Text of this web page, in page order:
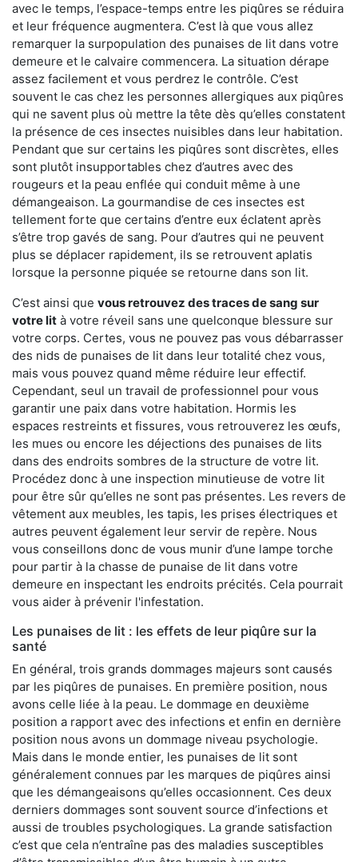
avec le temps, l’espace-temps entre les piqûres se réduira
et leur fréquence augmentera. C’est là que vous allez
remarquer la surpopulation des punaises de lit dans votre
demeure et le calvaire commencera. La situation dérape
assez facilement et vous perdrez le contrôle. C’est
souvent le cas chez les personnes allergiques aux piqûres
qui ne savent plus où mettre la tête dès qu’elles constatent
la présence de ces insectes nuisibles dans leur habitation.
Pendant que sur certains les piqûres sont discrètes, elles
sont plutôt insupportables chez d’autres avec des
rougeurs et la peau enflée qui conduit même à une
démangeaison. La gourmandise de ces insectes est
tellement forte que certains d’entre eux éclatent après
s’être trop gavés de sang. Pour d’autres qui ne peuvent
plus se déplacer rapidement, ils se retrouvent aplatis
lorsque la personne piquée se retourne dans son lit.
C’est ainsi que vous retrouvez des traces de sang sur
votre lit à votre réveil sans une quelconque blessure sur
votre corps. Certes, vous ne pouvez pas vous débarrasser
des nids de punaises de lit dans leur totalité chez vous,
mais vous pouvez quand même réduire leur effectif.
Cependant, seul un travail de professionnel pour vous
garantir une paix dans votre habitation. Hormis les
espaces restreints et fissures, vous retrouverez les œufs,
les mues ou encore les déjections des punaises de lits
dans des endroits sombres de la structure de votre lit.
Procédez donc à une inspection minutieuse de votre lit
pour être sûr qu’elles ne sont pas présentes. Les revers de
vêtement aux meubles, les tapis, les prises électriques et
autres peuvent également leur servir de repère. Nous
vous conseillons donc de vous munir d’une lampe torche
pour partir à la chasse de punaise de lit dans votre
demeure en inspectant les endroits précités. Cela pourrait
vous aider à prévenir l'infestation.
Les punaises de lit : les effets de leur piqûre sur la
santé
En général, trois grands dommages majeurs sont causés
par les piqûres de punaises. En première position, nous
avons celle liée à la peau. Le dommage en deuxième
position a rapport avec des infections et enfin en dernière
position nous avons un dommage niveau psychologie.
Mais dans le monde entier, les punaises de lit sont
généralement connues par les marques de piqûres ainsi
que les démangeaisons qu’elles occasionnent. Ces deux
derniers dommages sont souvent source d’infections et
aussi de troubles psychologiques. La grande satisfaction
c’est que cela n’entraîne pas des maladies susceptibles